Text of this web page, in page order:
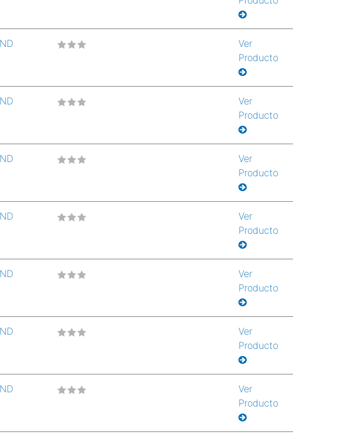
Ver
Producto
Ver
Producto
Ver
Producto
Ver
Producto
Ver
Producto
Ver
Producto
Ver
Producto